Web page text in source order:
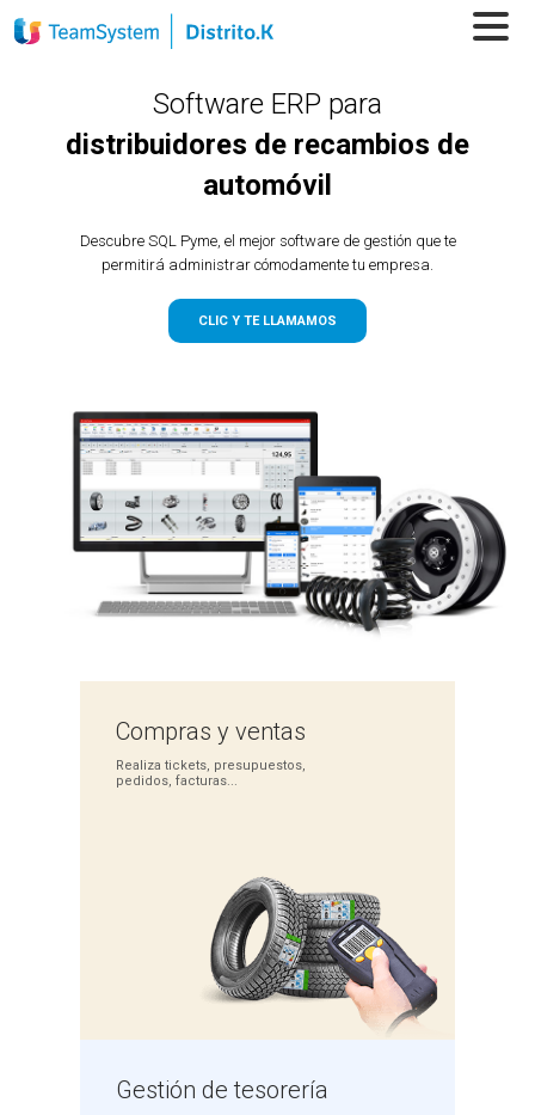
Software ERP para
distribuidores de recambios de
automóvil
Descubre SQL Pyme, el mejor software de gestión que te
permitirá administrar cómodamente tu empresa.
CLIC Y TE LLAMAMOS
Comprasy ventas
Realiza tickets, presupuestos,
pedidos, facturas...
Gestiónde tesorería